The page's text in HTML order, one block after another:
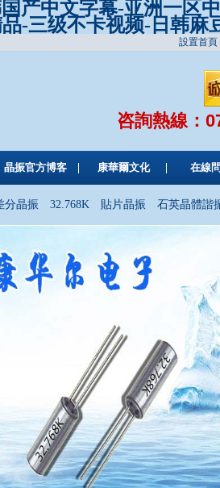
产中文字幕-亚洲一区
-三级不卡视频-日韩麻
設置首頁
咨詢熱線：
晶振官方博客 康華爾文化 在線
分晶振 32.768K 貼片晶振 石英晶體諧